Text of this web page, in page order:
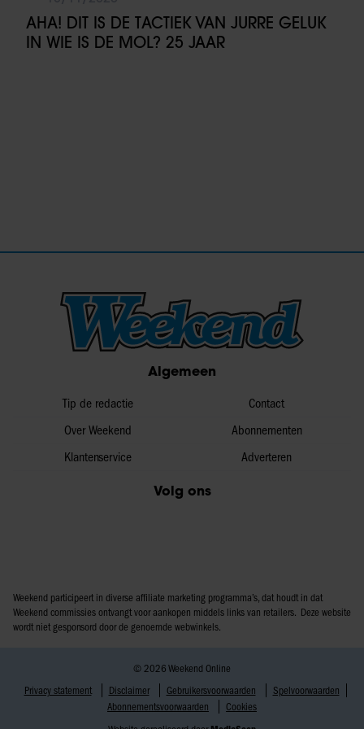
AHA! DIT IS DE TACTIEK VAN JURRE GELUK
IN WIE IS DE MOL? 25 JAAR
Algemeen
Tip de redactie
Over Weekend
Klantenservice
Contact
Abonnementen
Adverteren
Volg ons
Weekend participeert in diverse affiliate marketing programma’s, dat houdt in dat
Weekend commissies ontvangt voor aankopen middels links van retailers. Deze website
wordt niet gesponsord door de genoemde webwinkels.
© 2026 Weekend Online
Privacy statement
Disclaimer Gebruikersvoorwaarden
Spelvoorwaarden
Abonnementsvoorwaarden
Cookies